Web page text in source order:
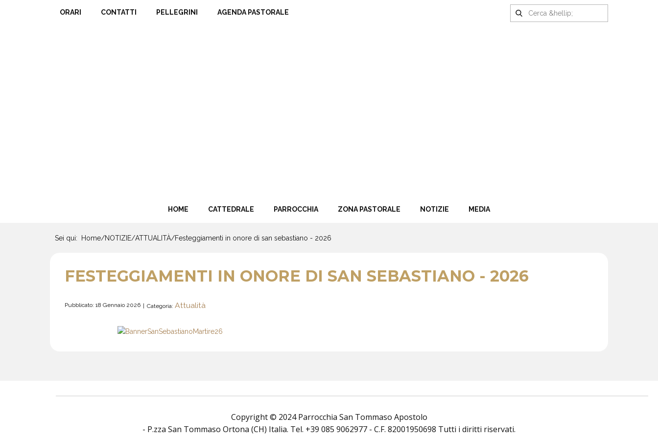
ORARI CONTATTI PELLEGRINI AGENDA PASTORALE
HOME CATTEDRALE PARROCCHIA ZONA PASTORALE NOTIZIE MEDIA
Sei qui: Home/NOTIZIE/ATTUALITÀ/Festeggiamenti in onore di san sebastiano - 2026
FESTEGGIAMENTI IN ONORE DI SAN SEBASTIANO - 2026
Pubblicato: 18 Gennaio 2026 Categoria: Attualità
Copyright © 2024 Parrocchia San Tommaso Apostolo
- P.zza San Tommaso Ortona (CH) Italia. Tel. +39 085 9062977 - C.F. 82001950698 Tutti i diritti riservati.